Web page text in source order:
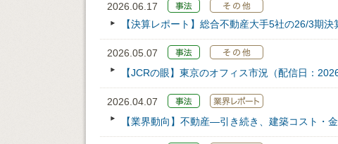
2026.06.17
【決算レポート】総合不動産大手5社の26/3期決
2026.05.07
【JCRの眼】東京のオフィス市況（配信日：
2026.04.07
【業界動向】不動産―引き続き、建築コスト・